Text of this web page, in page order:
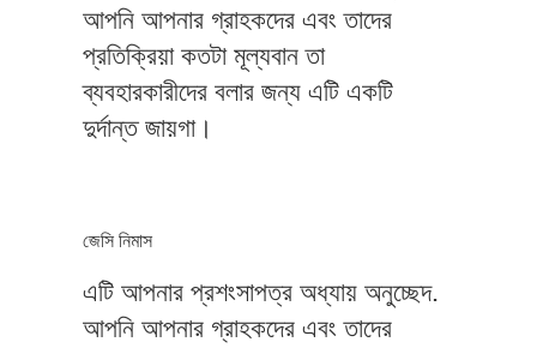
আপনি আপনার গ্রাহকদের এবং তাদের
প্রতিক্রিয়া কতটা মূল্যবান তা
ব্যবহারকারীদের বলার জন্য এটি একটি
দুর্দান্ত জায়গা।
এটি আপনার প্রশংসাপত্র অধ্যায় অনুচ্ছেদ.
আপনি আপনার গ্রাহকদের এবং তাদের
জেসি নিমাস